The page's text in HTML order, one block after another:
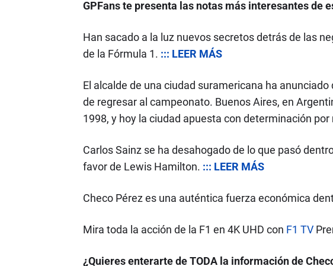
GPFans te presenta las notas más interesantes de
Han sacado a la luz nuevos secretos detrás de las
de la Fórmula 1. ::: LEER MÁS
El alcalde de una ciudad suramericana ha
de regresar al campeonato. Buenos Aires, en
1998, y hoy la ciudad apuesta con determinación
Carlos Sainz se ha desahogado de lo que pasó
favor de Lewis Hamilton. ::: LEER MÁS
Checo Pérez es una auténtica fuerza económica
Mira toda la acción de la F1 en 4K UHD con F1 TV
¿Quieres enterarte de TODA la información de